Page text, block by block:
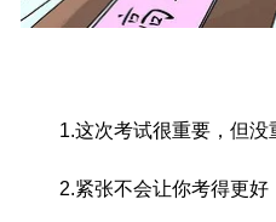
1.这次考试很重要，但
2.紧张不会让你考得更好